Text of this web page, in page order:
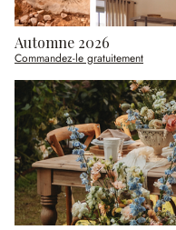
Automne 2026
Commandez-le gratuitement